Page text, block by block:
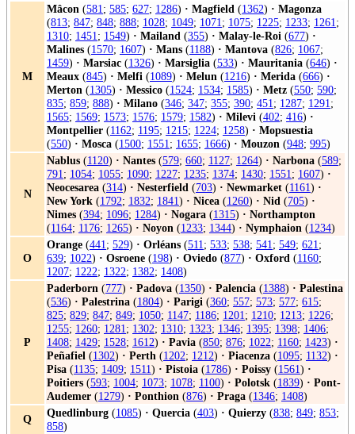
M
Mâcon (581; 585; 627; 1286) · Magfield (1362) · Magonza
(813; 847; 848; 888; 1028; 1049; 1071; 1075; 1225; 1233; 1261;
1310; 1451; 1549) · Mailand (355) · Malay-le-Roi (677) ·
Malines (1570; 1607) · Mans (1188) · Mantova (826; 1067;
1459) · Marsiac (1326) · Marsiglia (533) · Mauritania (646) ·
Meaux (845) · Melfi (1089) · Melun (1216) · Merida (666) ·
Merton (1305) · Messico (1524; 1534; 1585) · Metz (550; 590;
835; 859; 888) · Milano (346; 347; 355; 390; 451; 1287; 1291;
1565; 1569; 1573; 1576; 1579; 1582) · Milevi (402; 416) ·
Montpellier (1162; 1195; 1215; 1224; 1258) · Mopsuestia
(550) · Mosca (1500; 1551; 1655; 1666) · Mouzon (948; 995)
N
Nablus (1120) · Nantes (579; 660; 1127; 1264) · Narbona (589;
791; 1054; 1055; 1090; 1227; 1235; 1374; 1430; 1551; 1607) ·
Neocesarea (314) · Nesterfield (703) · Newmarket (1161) ·
New York (1792; 1832; 1841) · Nicea (1260) · Nid (705) ·
Nimes (394; 1096; 1284) · Nogara (1315) · Northampton
(1164; 1176; 1265) · Noyon (1233; 1344) · Nymphaion (1234)
O
Orange (441; 529) · Orléans (511; 533; 538; 541; 549; 621;
639; 1022) · Osroene (198) · Oviedo (877) · Oxford (1160;
1207; 1222; 1322; 1382; 1408)
P
Paderborn (777) · Padova (1350) · Palencia (1388) · Palestina
(536) · Palestrina (1804) · Parigi (360; 557; 573; 577; 615;
825; 829; 847; 849; 1050; 1147; 1186; 1201; 1210; 1213; 1226;
1255; 1260; 1281; 1302; 1310; 1323; 1346; 1395; 1398; 1406;
1408; 1429; 1528; 1612) · Pavia (850; 876; 1022; 1160; 1423) ·
Peñafiel (1302) · Perth (1202; 1212) · Piacenza (1095; 1132) ·
Pisa (1135; 1409; 1511) · Pistoia (1786) · Poissy (1561) ·
Poitiers (593; 1004; 1073; 1078; 1100) · Polotsk (1839) · Pont-
Audemer (1279) · Ponthion (876) · Praga (1346; 1408)
Q
Quedlinburg (1085) · Quercia (403) · Quierzy (838; 849; 853;
858)